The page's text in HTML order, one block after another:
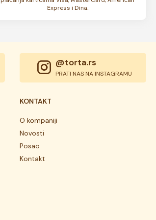
Express i Dina.
@torta.rs
PRATI NAS NA INSTAGRAMU
KONTAKT
O kompaniji
Novosti
Posao
Kontakt